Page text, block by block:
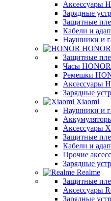
Аксессуары
Зарядные
Защитные
Кабели и
Наушники и
HONOR
Защитные
Часы HONOR
Ремешки
Аксессуары
Зарядные
Xiaomi
Наушники и
Аксессуары
Защитные
Кабели и
Прочие
Зарядные
Realme
Защитные
Аксессуары
Зарядные